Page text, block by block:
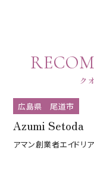
ク
広島県 尾道市
Azumi Setoda
アマン創業者エイドリ